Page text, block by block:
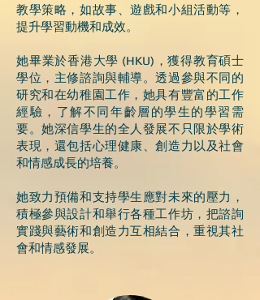
教學策略，如故事、遊戲和小組活動等，
提升學習動機和成效。
她畢業於香港大學 (HKU)，獲得教育碩士
學位，主修諮詢與輔導。透過參與不同的
研究和在幼稚園工作，她具有豐富的工作
經驗，了解不同年齡層的學生的學習需
要。她深信學生的全人發展不只限於學術
表現，還包括心理健康、創造力以及社會
和情感成長的培養。
她致力預備和支持學生應對未來的壓力，
積極參與設計和舉行各種工作坊，把諮詢
實踐與藝術和創造力互相結合，重視其社
會和情感發展。